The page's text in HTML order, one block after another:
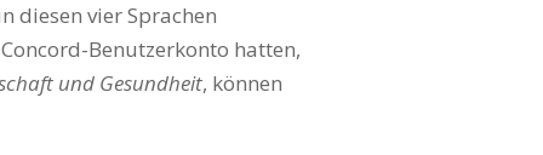
diesen vier Sprachen
Benutzerkonto hatten,
und Gesundheit, können